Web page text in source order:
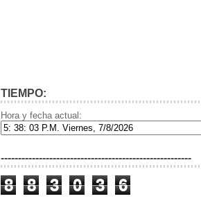
TIEMPO:
Hora y fecha actual:
-------------------------------------------------------
8 8 3 0 3 6